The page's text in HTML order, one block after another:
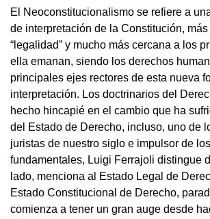
El Neoconstitucionalismo se refiere a
de interpretación de la Constitución,
“legalidad” y mucho más cercana a los
ella emanan, siendo los derechos
principales ejes rectores de esta nueva
interpretación. Los doctrinarios del
hecho hincapié en el cambio que ha
del Estado de Derecho, incluso, uno de
juristas de nuestro siglo e impulsor de
fundamentales, Luigi Ferrajoli distingue
lado, menciona al Estado Legal de
Estado Constitucional de Derecho,
comienza a tener un gran auge desde